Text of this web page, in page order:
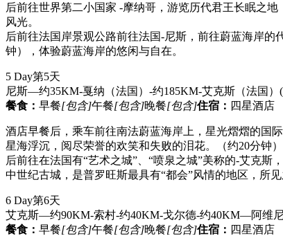
后前往世界第二小国家 -摩纳哥，游览历代君王长眠之
风光。
后前往法国岸景观公路前往法国-尼斯，前往蔚蓝海岸的
钟），体验蔚蓝海岸的悠闲与自在。
5 Day第5天
尼斯—约35KM-戛纳（法国）-约185KM-艾克斯（法国）
餐食： 早餐[包含]午餐[包含]晚餐[包含]住宿： 四星酒店
酒店早餐后，乘车前往南法蔚蓝海岸上，星光熠熠的国
星海浮沉，阅尽荣誉的欢笑和失败的泪花。（约20分钟）
后前往在法国有“艺术之城”、“喷泉之城”美称的-艾克
中世纪古城，是普罗旺斯最具有“都会”风情的地区，所
6 Day第6天
艾克斯—约90KM-索村-约40KM-戈尔德-约40KM—阿维
餐食： 早餐[包含]午餐[包含]晚餐[包含]住宿： 四星酒店